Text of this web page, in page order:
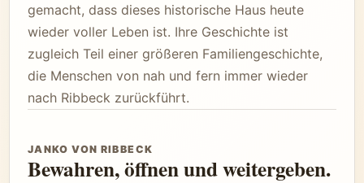
gemacht, dass dieses historische Haus heute
wieder voller Leben ist. Ihre Geschichte ist
zugleich Teil einer größeren Familiengeschichte,
die Menschen von nah und fern immer wieder
nach Ribbeck zurückführt.
JANKO VON RIBBECK
Bewahren, öffnen und weitergeben.